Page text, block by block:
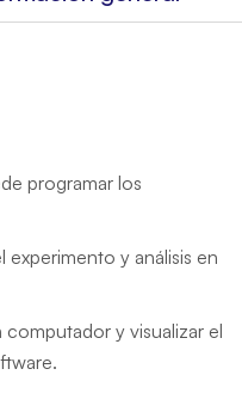
programar los
experimento y análisis en
y visualizar el